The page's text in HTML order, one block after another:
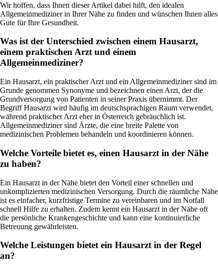
Wir hoffen, dass Ihnen dieser Artikel dabei hilft, den idealen
Allgemeinmediziner in Ihrer Nähe zu finden und wünschen Ihnen alles
Gute für Ihre Gesundheit.
Was ist der Unterschied zwischen einem Hausarzt,
einem praktischen Arzt und einem
Allgemeinmediziner?
Ein Hausarzt, ein praktischer Arzt und ein Allgemeinmediziner sind im
Grunde genommen Synonyme und bezeichnen einen Arzt, der die
Grundversorgung von Patienten in seiner Praxis übernimmt. Der
Begriff Hausarzt wird häufig im deutschsprachigen Raum verwendet,
während praktischer Arzt eher in Österreich gebräuchlich ist.
Allgemeinmediziner sind Ärzte, die eine breite Palette von
medizinischen Problemen behandeln und koordinieren können.
Welche Vorteile bietet es, einen Hausarzt in der Nähe
zu haben?
Ein Hausarzt in der Nähe bietet den Vorteil einer schnellen und
unkomplizierten medizinischen Versorgung. Durch die räumliche Nähe
ist es einfacher, kurzfristige Termine zu vereinbaren und im Notfall
schnell Hilfe zu erhalten. Zudem kennt ein Hausarzt in der Nähe oft
die persönliche Krankengeschichte und kann eine kontinuierliche
Betreuung gewährleisten.
Welche Leistungen bietet ein Hausarzt in der Regel
an?